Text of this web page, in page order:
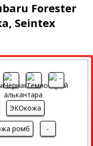
Forester
Seintex
ЭКОкожа
ромб -